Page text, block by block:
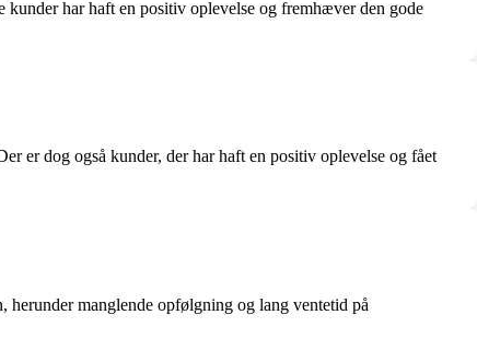
har haft en positiv oplevelse og fremhæver den gode
er dog også kunder, der har haft en positiv oplevelse og fået
manglende opfølgning og lang ventetid på